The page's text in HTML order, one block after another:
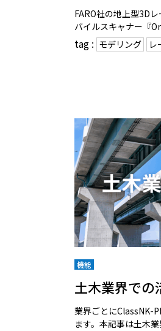
FARO社の地上型3D
バイルスキャナー『
tag : モデリング レ
機能
土木業界での
業界ごとにClassNK-
ます。本記事は土木